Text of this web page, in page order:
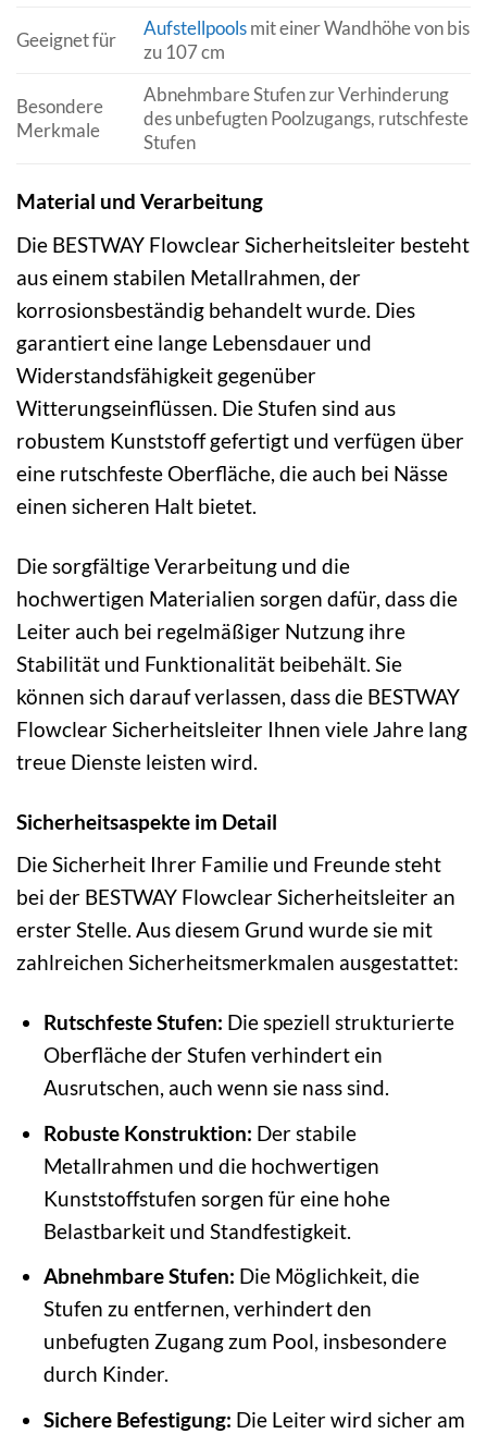
Geeignet für
Aufstellpoolsmit einer Wandhöhe von bis
zu 107 cm
Besondere
Merkmale
Abnehmbare Stufen zur Verhinderung
des unbefugten Poolzugangs, rutschfeste
Stufen
Material und Verarbeitung
Die BESTWAY Flowclear Sicherheitsleiter besteht
aus einem stabilen Metallrahmen, der
korrosionsbeständig behandelt wurde. Dies
garantiert eine lange Lebensdauer und
Widerstandsfähigkeit gegenüber
Witterungseinflüssen. Die Stufen sind aus
robustem Kunststoff gefertigt und verfügen über
eine rutschfeste Oberfläche, die auch bei Nässe
einen sicheren Halt bietet.
Die sorgfältige Verarbeitung und die
hochwertigen Materialien sorgen dafür, dass die
Leiter auch bei regelmäßiger Nutzung ihre
Stabilität und Funktionalität beibehält. Sie
können sich darauf verlassen, dass die BESTWAY
Flowclear Sicherheitsleiter Ihnen viele Jahre lang
treue Dienste leisten wird.
Sicherheitsaspekte im Detail
Die Sicherheit Ihrer Familie und Freunde steht
bei der BESTWAY Flowclear Sicherheitsleiter an
erster Stelle. Aus diesem Grund wurde sie mit
zahlreichen Sicherheitsmerkmalen ausgestattet:
Rutschfeste Stufen: Die speziell strukturierte
Oberfläche der Stufen verhindert ein
Ausrutschen, auch wenn sie nass sind.
Robuste Konstruktion: Der stabile
Metallrahmen und die hochwertigen
Kunststoffstufen sorgen für eine hohe
Belastbarkeit und Standfestigkeit.
Abnehmbare Stufen: Die Möglichkeit, die
Stufen zu entfernen, verhindert den
unbefugten Zugang zum Pool, insbesondere
durch Kinder.
Sichere Befestigung: Die Leiter wird sicher am